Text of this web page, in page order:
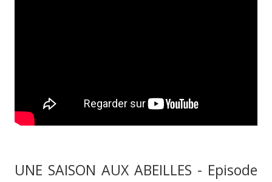
UNE SAISON AUX ABEILLES - Episode